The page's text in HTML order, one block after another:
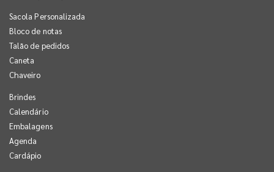
Sacola Personalizada
Bloco de notas
Talão de pedidos
Caneta
Chaveiro
Brindes
Calendário
Embalagens
Agenda
Cardápio